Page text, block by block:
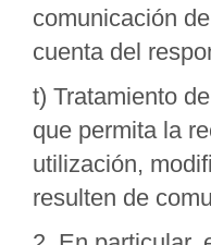
comunicación
cuenta del
t) Tratamiento
que permita la
utilización,
resulten de